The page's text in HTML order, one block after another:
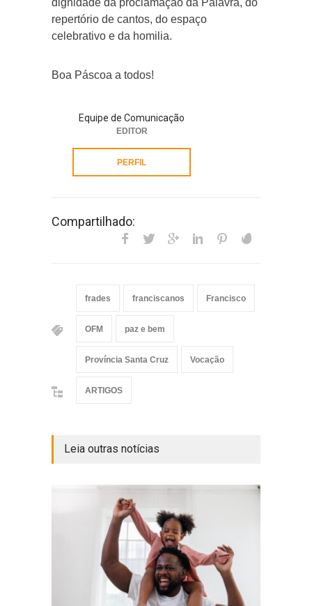
repertório de cantos, do espaço
celebrativo e da homilia.
Boa Páscoa a todos!
Equipe de Comunicação
EDITOR
PERFIL
Compartilhado:
frades franciscanos Francisco
OFM paz e bem
Província Santa Cruz Vocação
ARTIGOS
Leia outras notícias